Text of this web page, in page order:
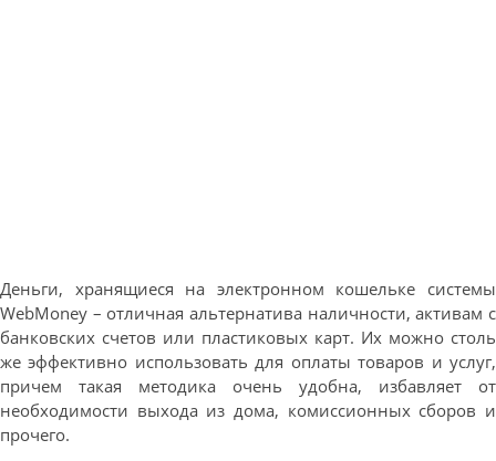
Деньги, хранящиеся на электронном кошельке системы
WebMoney – отличная альтернатива наличности, активам с
банковских счетов или пластиковых карт. Их можно столь
же эффективно использовать для оплаты товаров и услуг,
причем такая методика очень удобна, избавляет от
необходимости выхода из дома, комиссионных сборов и
прочего.